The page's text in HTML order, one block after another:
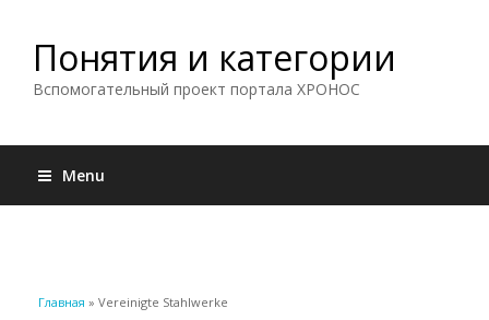
Понятия и категории
Вспомогательный проект портала ХРОНОС
Menu
Вы здесь
Главная » Vereinigte Stahlwerke